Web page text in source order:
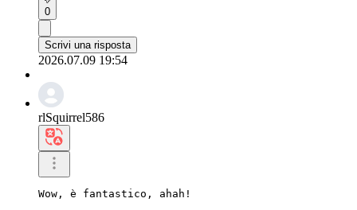
0
Scrivi una risposta
2026.07.09 19:54
rlSquirrel586
Wow, è fantastico, ahah!